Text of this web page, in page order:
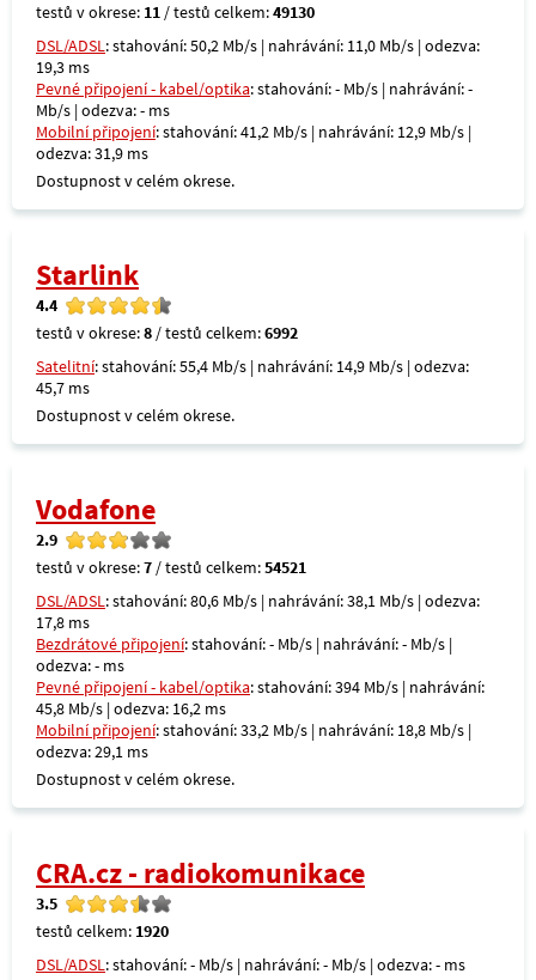
testů v okrese: 11 / testů celkem:49130
DSL/ADSL: stahování: 50,2 Mb/s | nahrávání: 11,0 Mb/s | odezva:
19,3 ms
Pevné připojení - kabel/optika: stahování: - Mb/s | nahrávání: -
Mb/s | odezva: - ms
Mobilní připojení: stahování: 41,2 Mb/s | nahrávání: 12,9 Mb/s |
odezva: 31,9 ms
Dostupnost v celém okrese.
Starlink
4.4
testů v okrese:8 / testů celkem:6992
Satelitní: stahování: 55,4 Mb/s | nahrávání: 14,9 Mb/s | odezva:
45,7 ms
Dostupnost v celém okrese.
Vodafone
2.9
testů v okrese:7 / testů celkem:54521
DSL/ADSL: stahování: 80,6 Mb/s | nahrávání: 38,1 Mb/s | odezva:
17,8 ms
Bezdrátové připojení: stahování: - Mb/s | nahrávání: - Mb/s |
odezva: - ms
Pevné připojení - kabel/optika: stahování: 394 Mb/s | nahrávání:
45,8 Mb/s | odezva: 16,2 ms
Mobilní připojení: stahování: 33,2 Mb/s | nahrávání: 18,8 Mb/s |
odezva: 29,1 ms
Dostupnost v celém okrese.
CRA.cz - radiokomunikace
3.5
testů celkem: 1920
DSL/ADSL: stahování: - Mb/s | nahrávání: - Mb/s | odezva: - ms